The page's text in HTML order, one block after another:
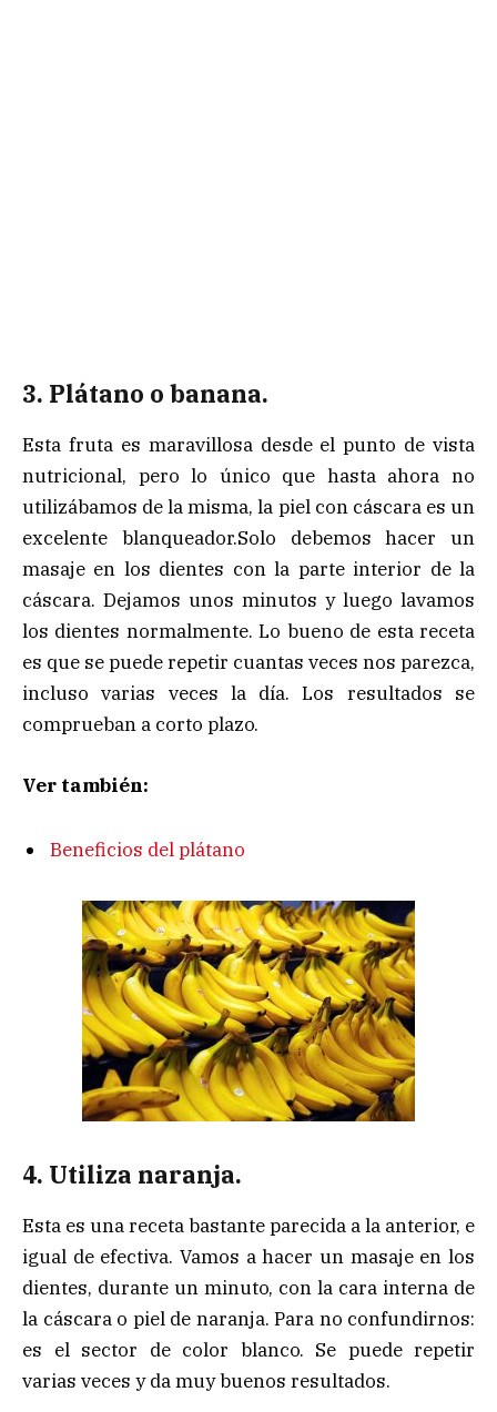
3. Plátano o banana.
Esta fruta es maravillosa desde el punto de vista
nutricional, pero lo único que hasta ahora no
utilizábamos de la misma, la piel con cáscara es un
excelente blanqueador.Solo debemos hacer un
masaje en los dientes con la parte interior de la
cáscara. Dejamos unos minutos y luego lavamos
los dientes normalmente. Lo bueno de esta receta
es que se puede repetir cuantas veces nos parezca,
incluso varias veces la día. Los resultados se
comprueban a corto plazo.
Ver también:
Beneficios del plátano
4. Utiliza naranja.
Esta es una receta bastante parecida a la anterior, e
igual de efectiva. Vamos a hacer un masaje en los
dientes, durante un minuto, con la cara interna de
la cáscara o piel de naranja. Para no confundirnos:
es el sector de color blanco. Se puede repetir
varias veces y da muy buenos resultados.